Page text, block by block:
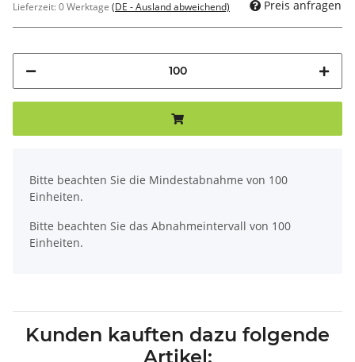
Lieferzeit:0 Werktage (DE - Ausland abweichend) Preis anfragen
Bitte beachten Sie die Mindestabnahme von 100
Einheiten.
Bitte beachten Sie das Abnahmeintervall von 100
Einheiten.
Kunden kauften dazu folgende
Artikel: